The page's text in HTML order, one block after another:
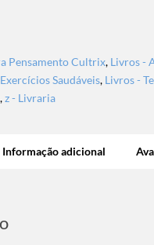
Pensamento Cultrix, Livros -
Saudáveis, Livros -
,z - Livraria
Informação adicional